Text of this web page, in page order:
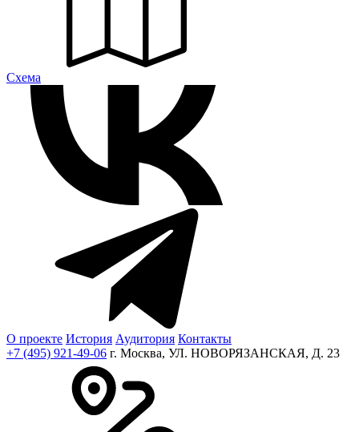
Cхема
О проекте История Аудитория Контакты
+7 (495) 921-49-06 г. Москва, УЛ. НОВОРЯЗАНСКАЯ, Д. 23